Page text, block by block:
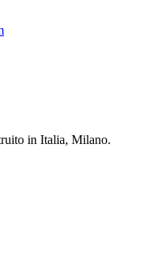
in Italia, Milano.